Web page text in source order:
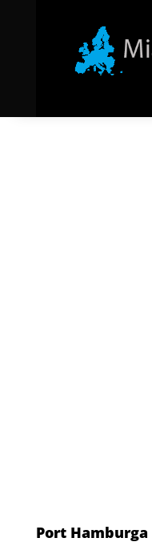
Port Hamburga